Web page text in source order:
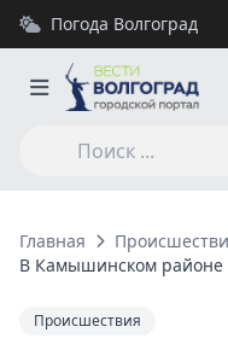
Погода Волгоград
Главная
В Камышинском районе
Происшествия